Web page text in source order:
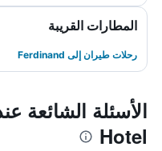
المطارات القريبة
رحلات طيران إلى Ferdinand
Hotel